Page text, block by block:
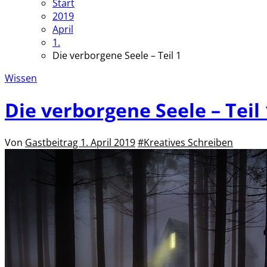
Start
2019
April
1.
Die verborgene Seele – Teil 1
Wissen
Die verborgene Seele – Teil
Von Gastbeitrag 1. April 2019#Kreatives Schreiben